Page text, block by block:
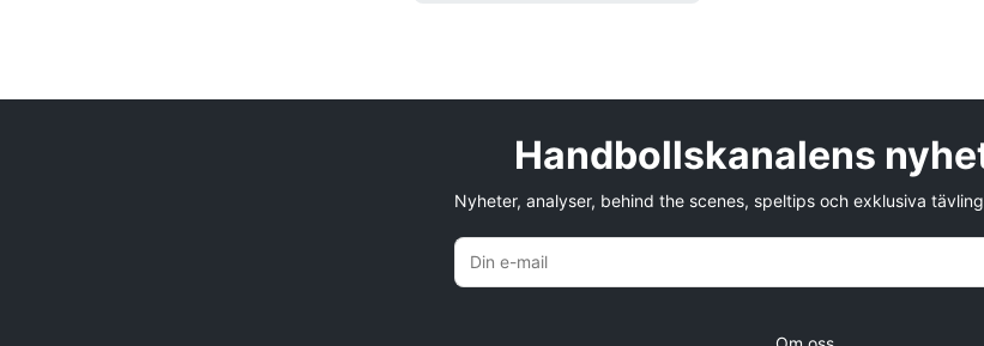
Handbollskanalens
Nyheter, analyser, behind the scenes, speltips och exklusiva